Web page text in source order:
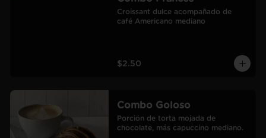
Croissant dulce acompañado de
café Americano mediano
$2.50
Combo Goloso
Porción de torta mojada de
chocolate, más capuccino mediano.